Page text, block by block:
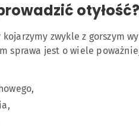
otyłość?
zwykle z gorszym
sprawa jest o wiele